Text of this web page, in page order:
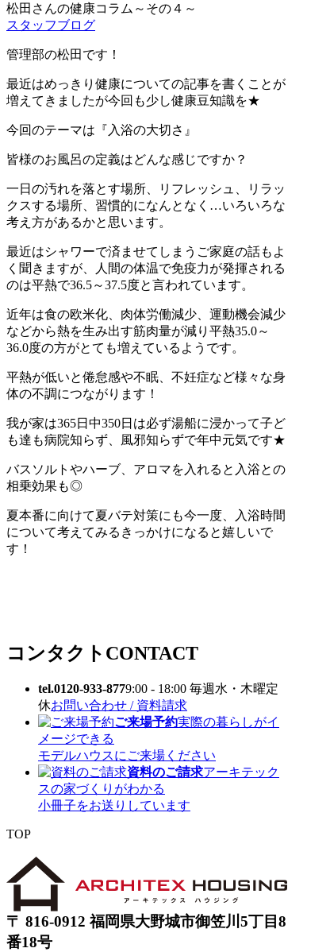
松田さんの健康コラム～その４～
スタッフブログ
管理部の松田です！
最近はめっきり健康についての記事を書くことが
増えてきましたが今回も少し健康豆知識を★
今回のテーマは『入浴の大切さ』
皆様のお風呂の定義はどんな感じですか？
一日の汚れを落とす場所、リフレッシュ、リラッ
クスする場所、習慣的になんとなく…いろいろな
考え方があるかと思います。
最近はシャワーで済ませてしまうご家庭の話もよ
く聞きますが、人間の体温で免疫力が発揮される
のは平熱で36.5～37.5度と言われています。
近年は食の欧米化、肉体労働減少、運動機会減少
などから熱を生み出す筋肉量が減り平熱35.0～
36.0度の方がとても増えているようです。
平熱が低いと倦怠感や不眠、不妊症など様々な身
体の不調につながります！
我が家は365日中350日は必ず湯船に浸かって子ど
も達も病院知らず、風邪知らずで年中元気です★
バスソルトやハーブ、アロマを入れると入浴との
相乗効果も◎
夏本番に向けて夏バテ対策にも今一度、入浴時間
について考えてみるきっかけになると嬉しいで
す！
コンタクト CONTACT
tel.0120-933-8779:00 - 18:00 毎週水・木曜定
休お問い合わせ / 資料請求
ご来場予約実際の暮らしがイ
メージできる
モデルハウスにご来場ください
資料のご請求アーキテック
スの家づくりがわかる
小冊子をお送りしています
TOP
〒 816-0912 福岡県大野城市御笠川5丁目8
番18号